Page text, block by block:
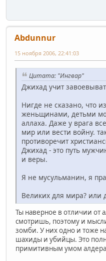
Abdunnur
15 ноября 2006, 22:41:03
Цитата: "Ингвар"
Джихад учит
Нигде не сказано, что
женьщинами, детьми
аллаха. Даже у врага
мир или вести войну.
противоречит
Джихад - это путь
и веры.
Я не мусульманин, я
Великих для мира? или
Ты наверное в отличии от
смотришь, поэтому и
зомби. У них одно и тоже
шахиды и убийцы. Это
примитивным умом